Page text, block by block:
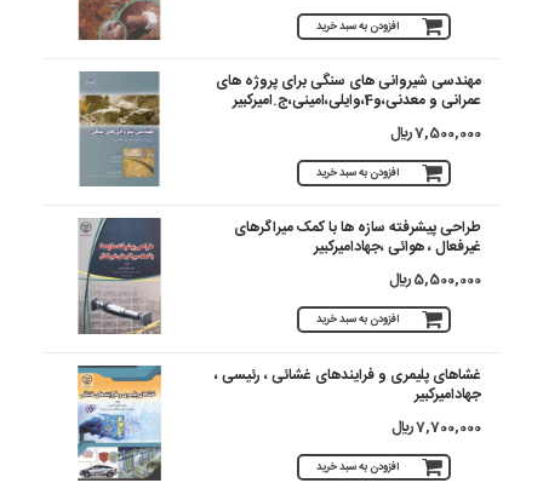
افزودن به سبد خرید
مهندسی شیروانی های سنگی برای پروژه های
عمرانی و معدنی،و4،وایلی،امینی،ج.امیرکبیر
7,500,000 ريال
افزودن به سبد خرید
طراحی پیشرفته سازه ها با کمک میراگرهای
غیرفعال ، هوائی ،جهادامیرکبیر
5,500,000 ريال
افزودن به سبد خرید
غشاهای پلیمری و فرایندهای غشائی ، رئیسی ،
جهادامیرکبیر
7,700,000 ريال
افزودن به سبد خرید